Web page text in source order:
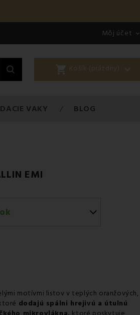
Môj účet 
shopping_cart Košík (prázdny) 
VAKY BLOG
EMI
na adresu
motívmi listov v teplých oranžových,
dodajú spálni hrejivú a útulnú